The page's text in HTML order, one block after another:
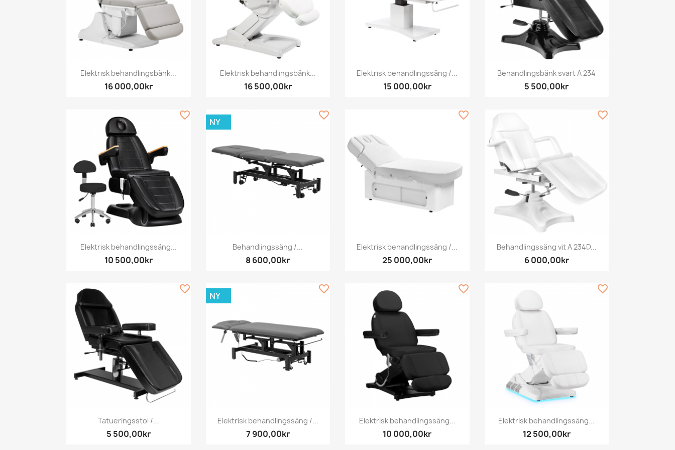
Snabbvy
Elektrisk behandlingsbänk...
16 000,00kr
Snabbvy
Elektrisk behandlingsbänk...
16 500,00kr
Snabbvy
Elektrisk behandlingssäng /...
15 000,00kr
Snabbvy
Behandlingsbänk svart A 234
5 500,00kr
Snabbvy
Elektrisk behandlingssäng...
10 500,00kr
favorite_border
Snabbvy
Behandlingssäng /...
8 600,00kr
NY
favorite_border
Snabbvy
Elektrisk behandlingssäng /...
25 000,00kr
favorite_border
Snabbvy
Behandlingssäng vit A 234D...
6 000,00kr
favorite_border
Snabbvy
Tatueringsstol /...
5 500,00kr
favorite_border
Snabbvy
Elektrisk behandlingssäng /...
7 900,00kr
NY
favorite_border
Snabbvy
Elektrisk behandlingssäng...
10 000,00kr
favorite_border
Snabbvy
Elektrisk behandlingssäng...
12 500,00kr
favorite_border